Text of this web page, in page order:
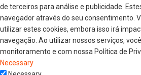
de terceiros para análise e publicidade.
navegador através do seu consentimento.
utilizar estes cookies, embora isso irá
navegação. Ao utilizar nossos serviços,
monitoramento e com nossa Política de
Necessary